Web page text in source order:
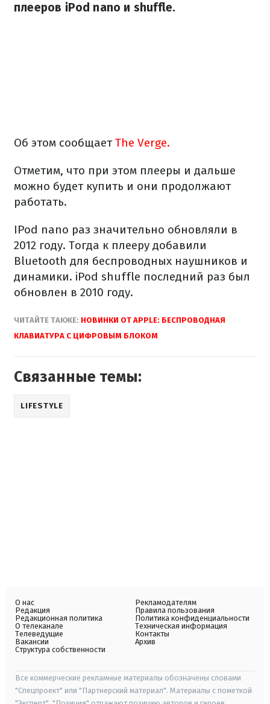
плееров iPod nano и shuffle.
Об этом сообщаетThe Verge.
Отметим, что при этом плееры и дальше
можно будет купить и они продолжают
работать.
IPod nano раз значительно обновляли в
2012 году. Тогда к плееру добавили
Bluetooth для беспроводных наушников и
динамики. iPod shuffle последний раз был
обновлен в 2010 году.
ЧИТАЙТЕ ТАКЖЕ: НОВИНКИ ОТ APPLE: БЕСПРОВОДНАЯ
КЛАВИАТУРА С ЦИФРОВЫМ БЛОКОМ
Связанные темы:
LIFESTYLE
О нас
Редакция
Редакционная политика
О телеканале
Телеведущие
Вакансии
Структура собственности
Рекламодателям
Правила пользования
Политика конфиденциальности
Техническая информация
Контакты
Архив
Все коммерческие рекламные материалы обозначены словами
"Спецпроект" или "Партнерский материал". Материалы с пометкой